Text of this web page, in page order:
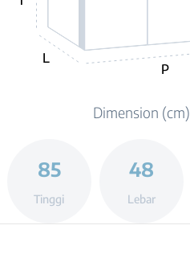
L
P
Dimension (cm)
85
Tinggi
48
Lebar